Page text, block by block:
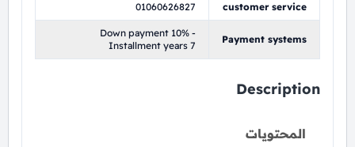
customer service
01060626827
Payment systems
Down payment 10% -
Installment years 7
Description
المحتويات